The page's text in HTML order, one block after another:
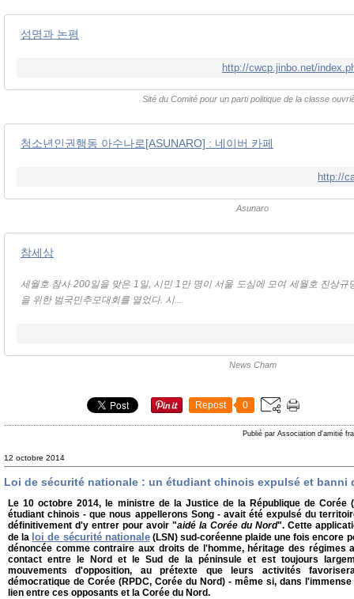
성명과 논평
http://cwcp.jinbo.net/
Sité du Comité pour un parti politique de la classe
청소년인권행동 아수나로[ASUNARO] : 네이버 카페
http://
Asunaro
참세상
세월호 참사 200일을 맞은 1일, 시민 1만 명이 서울 도심에 모여 세월호 진상규
을 위한 범국민추모대회를 열었다. 시...
News Cham
Repost 0
Publié par Association d'amitié
12 octobre 2014
Loi de sécurité nationale : un étudiant chinois expulsé et banni
Le 10 octobre 2014, le ministre de la Justice de la République de Corée
étudiant chinois - que nous appellerons Song - avait été expulsé du
définitivement d'y entrer pour avoir "aidé la Corée du Nord". Cette
de la loi de sécurité nationale(LSN) sud-coréenne plaide une fois encore
dénoncée comme contraire aux droits de l'homme, héritage des régimes
contact entre le Nord et le Sud de la péninsule et est toujours
mouvements d'opposition, au prétexte que leurs activités
démocratique de Corée (RPDC, Corée du Nord) - même si, dans
lien entre ces opposants et la Corée du Nord.